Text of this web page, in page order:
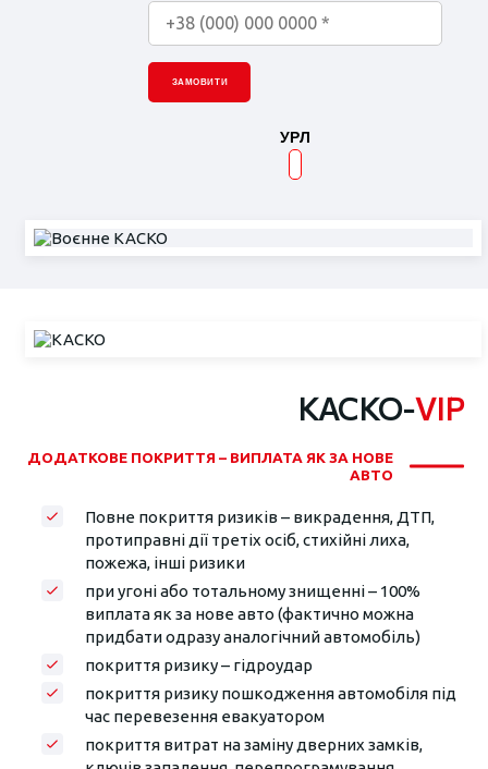
ЗАМОВИТИ
УРЛ
КАСКО-VIP
ДОДАТКОВЕ ПОКРИТТЯ – ВИПЛАТА ЯК ЗА НОВЕ
АВТО
Повне покриття ризиків – викрадення, ДТП,
протиправні дії третіх осіб, стихійні лиха,
пожежа, інші ризики
при угоні або тотальному знищенні – 100%
виплата як за нове авто (фактично можна
придбати одразу аналогічний автомобіль)
покриття ризику – гідроудар
покриття ризику пошкодження автомобіля під
час перевезення евакуатором
покриття витрат на заміну дверних замків,